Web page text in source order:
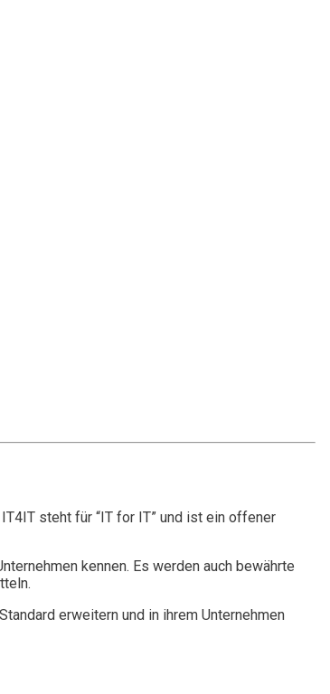
steht für “IT for IT” und ist ein offener
kennen. Es werden auch bewährte
erweitern und in ihrem Unternehmen